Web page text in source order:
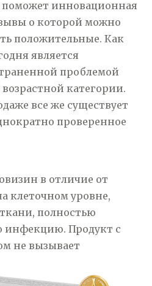
поможет инновационная
о которой можно
положительные. Как
является
проблемой
категории.
все же существует
проверенное
в отличие от
клеточном уровне,
полностью
инфекцию. Продукт с
не вызывает